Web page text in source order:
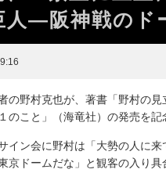
人―阪神戦のド
の野村克也が、著書「野村の
のこと」（海竜社）の発売を記
イン会に野村は「大勢の人に来
京ドームだな」と観客の入り具